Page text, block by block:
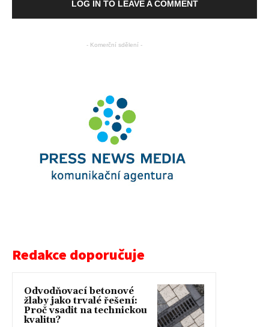
LOG IN TO LEAVE A COMMENT
- Komerční sdělení -
Redakce doporučuje
Odvodňovací betonové
žlaby jako trvalé řešení:
Proč vsadit na technickou
kvalitu?